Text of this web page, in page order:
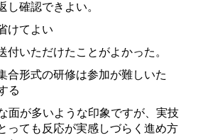
し確認できよい。
けてよい
付いただけたことがよかった。
合形式の研修は参加が難しいた
る
面が多いような印象ですが、実技
っても反応が実感しづらく進め方